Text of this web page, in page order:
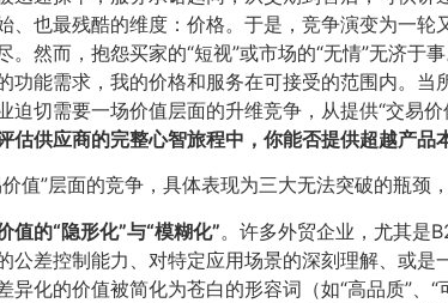
、也最残酷的维度：价格。于是，竞争演变为一
。然而，抱怨买家的“短视”或市场的“无情”无济
功能需求，我的价格和服务在可接受的范围内。
迫切需要一场价值层面的升维竞争，从提供“交易价
估供应商的完整心智旅程中，你能否提供超越产
值”层面的竞争，具体表现为三大无法突破的瓶颈
值的“隐形化”与“模糊化”​。许多外贸企业，尤其是
公差控制能力、对特定应用场景的深刻理解、或
异化的价值被简化为苍白的形容词（如“高品质”、